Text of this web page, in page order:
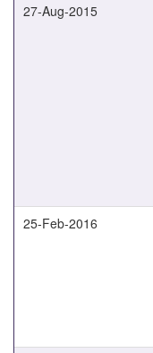
27-Aug-2015
25-Feb-2016